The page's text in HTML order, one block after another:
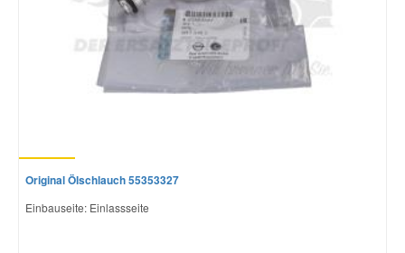
Original Ölschlauch 55353327
Einbauseite: Einlassseite